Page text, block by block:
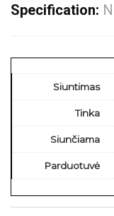
Specification:
Siuntimas
Tinka
Siunčiama
Parduotuvė